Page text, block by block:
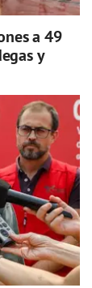
a 49
y